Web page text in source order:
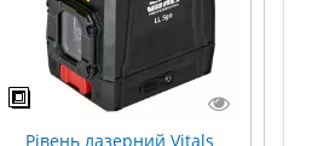
Рівень лазерний Vitals